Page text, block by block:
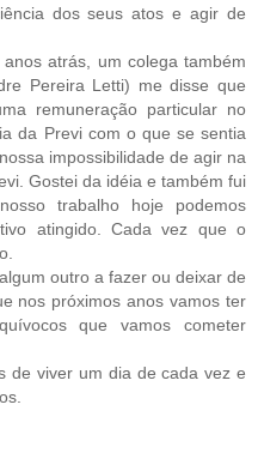
dos seus atos e agir de
atrás, um colega também
Pereira Letti) me disse que
remuneração particular no
da Previ com o que se sentia
impossibilidade de agir na
Gostei da idéia e também fui
trabalho hoje podemos
atingido. Cada vez que o
outro a fazer ou deixar de
nos próximos anos vamos ter
que vamos cometer
de viver um dia de cada vez e